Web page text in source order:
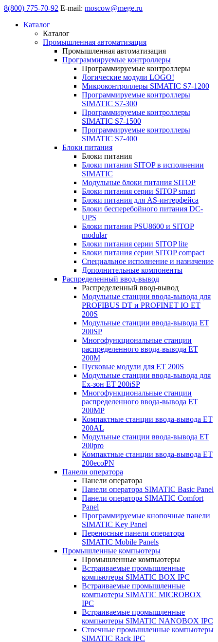
8(800) 775-70-92 E-mail: moscow@mege.ru
Каталог
Каталог
Промышленная автоматизация
Промышленная автоматизация
Программируемые контроллеры
Программируемые контроллеры
Логические модули LOGO!
Микроконтроллеры SIMATIC S7-1200
Программируемые контроллеры
SIMATIC S7-300
Программируемые контроллеры
SIMATIC S7-1500
Программируемые контроллеры
SIMATIC S7-400
Блоки питания
Блоки питания
Блоки питания SITOP в исполнении
SIMATIC
Модульные блоки питания SITOP
Блоки питания серии SITOP smart
Блоки питания для AS-интерфейса
Блоки бесперебойного питания DC-
UPS
Блоки питания PSU8600 и SITOP
modular
Блоки питания серии SITOP lite
Блоки питания серии SITOP compact
Специальное исполнение и назначение
Дополнительные компоненты
Распределенный ввод-вывод
Распределенный ввод-вывод
Модульные станции ввода-вывода для
PROFIBUS DT и PROFINET IO ET
200S
Модульные станции ввода-вывода ET
200SP
Многофункциональные станции
распределенного ввода-вывода ET
200M
Пусковые модули для ET 200S
Модульные станции ввода-вывода для
Ex-зон ET 200iSP
Многофункциональные станции
распределенного ввода-вывода ET
200MP
Компактные станции ввода-вывода ET
200AL
Модульные станции ввода-вывода ET
200pro
Компактные станции ввода-вывода ET
200ecoPN
Панели оператора
Панели оператора
Панели оператора SIMATIC Basic Panel
Панели оператора SIMATIC Comfort
Panel
Программируемые кнопочные панели
SIMATIC Key Panel
Переносные панели оператора
SIMATIC Mobile Panels
Промышленные компьютеры
Промышленные компьютеры
Встраиваемые промышленные
компьютеры SIMATIC BOX IPC
Встраиваемые промышленные
компьютеры SIMATIC MICROBOX
IPC
Встраиваемые промышленные
компьютеры SIMATIC NANOBOX IPC
Стоечные промышленные компьютеры
SIMATIC Rack IPC